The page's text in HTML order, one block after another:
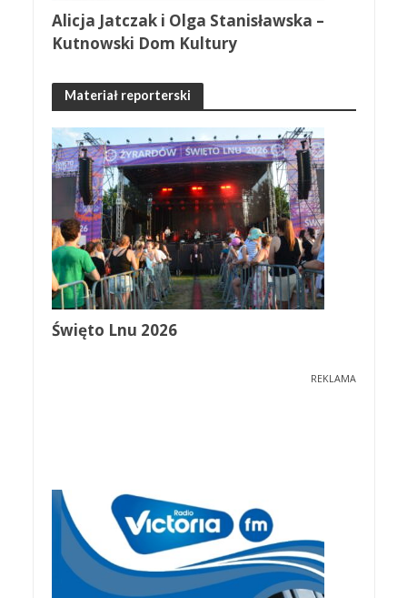
Alicja Jatczak i Olga Stanisławska –
Kutnowski Dom Kultury
Materiał reporterski
Święto Lnu 2026
REKLAMA